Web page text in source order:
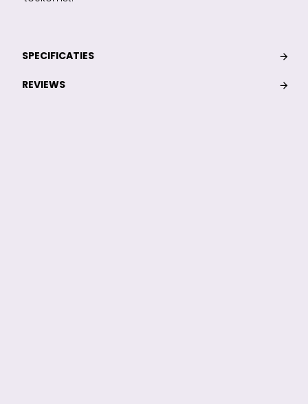
SPECIFICATIES
REVIEWS